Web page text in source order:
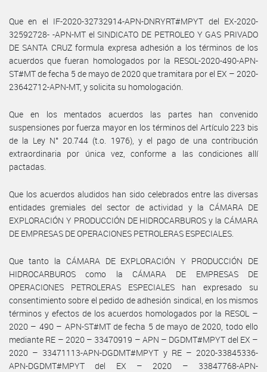
Que en el IF-2020-32732914-APN-DNRYRT#MPYT del EX-2020-
32592728- -APN-MT el SINDICATO DE PETROLEO Y GAS PRIVADO
DE SANTA CRUZ formula expresa adhesión a los términos de los
acuerdos que fueran homologados por la RESOL-2020-490-APN-
ST#MT de fecha 5 de mayo de 2020 que tramitara por el EX – 2020-
23642712-APN-MT, y solicita su homologación.
Que en los mentados acuerdos las partes han convenido
suspensiones por fuerza mayor en los términos del Artículo 223 bis
de la Ley N° 20.744 (t.o. 1976), y el pago de una contribución
extraordinaria por única vez, conforme a las condiciones allí
pactadas.
Que los acuerdos aludidos han sido celebrados entre las diversas
entidades gremiales del sector de actividad y la CÁMARA DE
EXPLORACIÓN Y PRODUCCIÓN DE HIDROCARBUROS y la CÁMARA
DE EMPRESAS DE OPERACIONES PETROLERAS ESPECIALES.
Que tanto la CÁMARA DE EXPLORACIÓN Y PRODUCCIÓN DE
HIDROCARBUROS como la CÁMARA DE EMPRESAS DE
OPERACIONES PETROLERAS ESPECIALES han expresado su
consentimiento sobre el pedido de adhesión sindical, en los mismos
términos y efectos de los acuerdos homologados por la RESOL –
2020 – 490 – APN-ST#MT de fecha 5 de mayo de 2020, todo ello
mediante RE – 2020 – 33470919 – APN – DGDMT#MPYT del EX –
2020 – 33471113-APN-DGDMT#MPYT y RE – 2020-33845336-
APN-DGDMT#MPYT del EX – 2020 – 33847768-APN-